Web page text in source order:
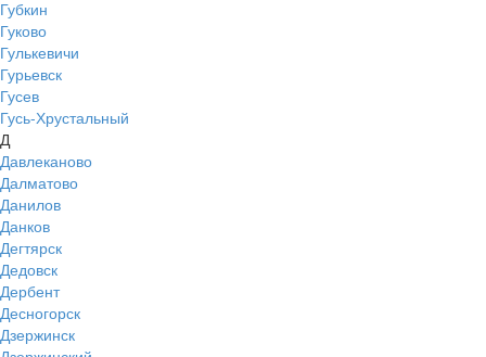
Губкин
Гуково
Гулькевичи
Гурьевск
Гусев
Гусь-Хрустальный
Д
Давлеканово
Далматово
Данилов
Данков
Дегтярск
Дедовск
Дербент
Десногорск
Дзержинск